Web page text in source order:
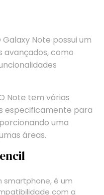
Galaxy Note possui um
avançados, como
Note tem várias
especificamente para
uma
áreas.
smartphone, é um
com a